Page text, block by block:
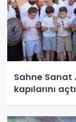
Sahne
kapılarını açtı